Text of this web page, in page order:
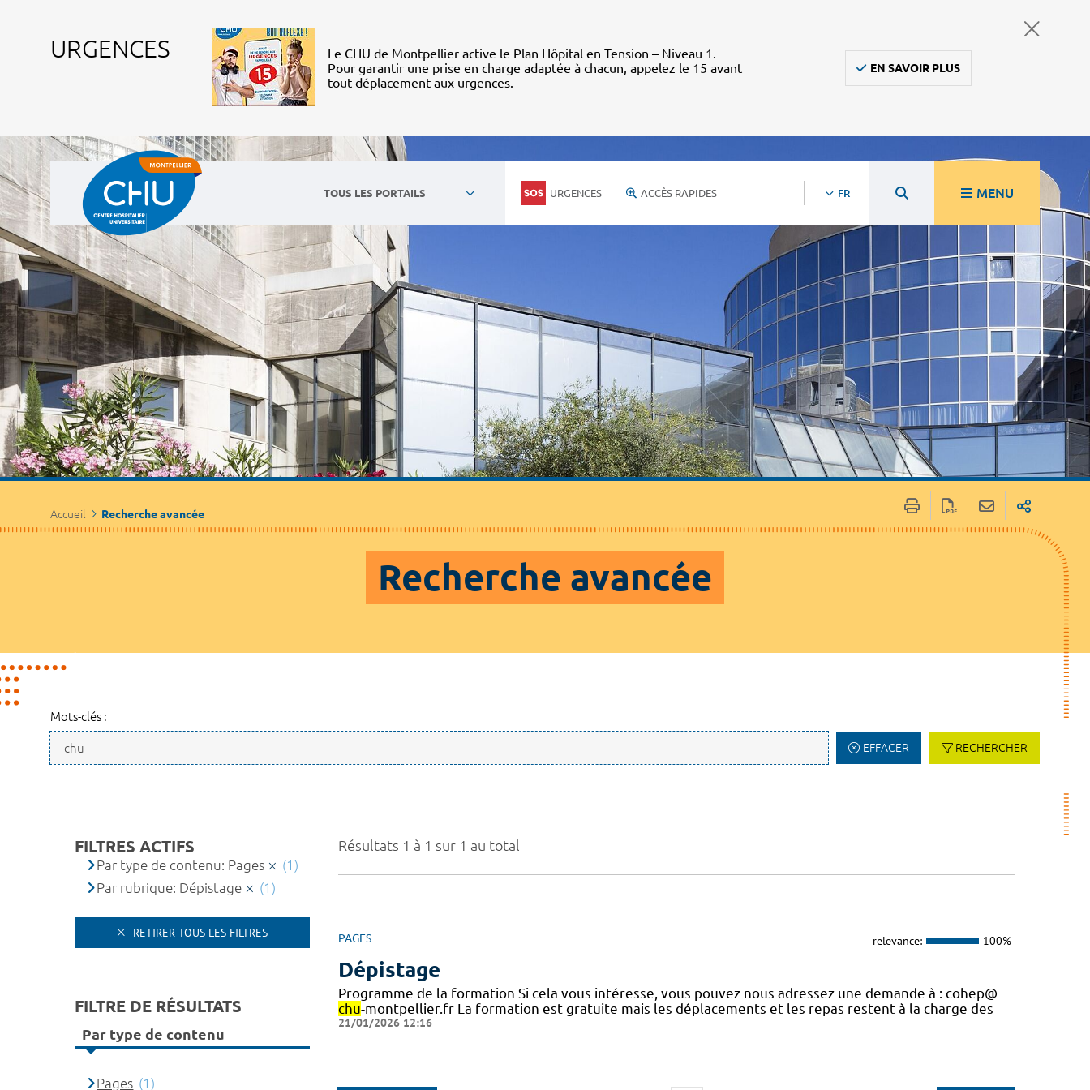
URGENCES
Le CHU de Montpellier active le Plan Hôpital en Tension – Niveau 1.
Pour garantir une prise en charge adaptée à chacun, appelez le 15 avant
tout déplacement aux urgences.
EN SAVOIR PLUS
TOUS LES PORTAILS URGENCES ACCÈS RAPIDES FR MENU
Accueil Recherche avancée
Recherche avancée
Mots-clés :
EFFACER RECHERCHER
Résultats 1 à 1 sur 1 au total
PAGES relevance: 100%
Dépistage
Programme de la formation Si cela vous intéresse, vous pouvez nous adressez une demande à : cohep@
chu-montpellier.fr La formation est gratuite mais les déplacements et les repas restent à la charge des
21/01/2026 12:16
FILTRES ACTIFS
Par type de contenu: Pages
(1)
Par rubrique: Dépistage
(1)
RETIRER TOUS LES FILTRES
FILTRE DE RÉSULTATS
Par type de contenu
Pages (1)